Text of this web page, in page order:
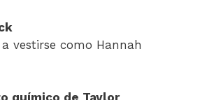
a vestirse como Hannah